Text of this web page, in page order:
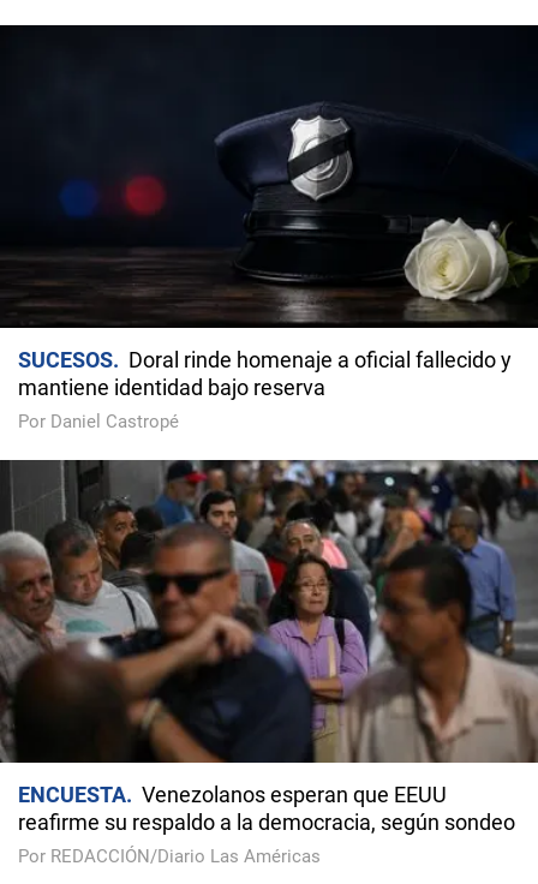
SUCESOS
Doral rinde homenaje a oficial fallecido y
mantiene identidad bajo reserva
Por Daniel Castropé
ENCUESTA
Venezolanos esperan que EEUU
reafirme su respaldo a la democracia, según sondeo
Por REDACCIÓN/Diario Las Américas